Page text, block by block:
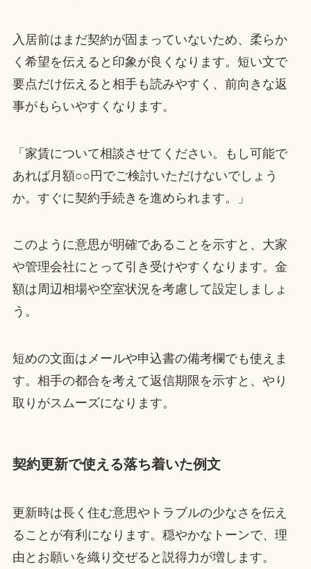
入居前はまだ契約が固まっていないため、柔らか
く希望を伝えると印象が良くなります。短い文で
要点だけ伝えると相手も読みやすく、前向きな返
事がもらいやすくなります。
「家賃について相談させてください。もし可能で
あれば月額○○円でご検討いただけないでしょう
か。すぐに契約手続きを進められます。」
このように意思が明確であることを示すと、大家
や管理会社にとって引き受けやすくなります。金
額は周辺相場や空室状況を考慮して設定しましょ
う。
短めの文面はメールや申込書の備考欄でも使えま
す。相手の都合を考えて返信期限を示すと、やり
取りがスムーズになります。
契約更新で使える落ち着いた例文
更新時は長く住む意思やトラブルの少なさを伝え
ることが有利になります。穏やかなトーンで、理
由とお願いを織り交ぜると説得力が増します。